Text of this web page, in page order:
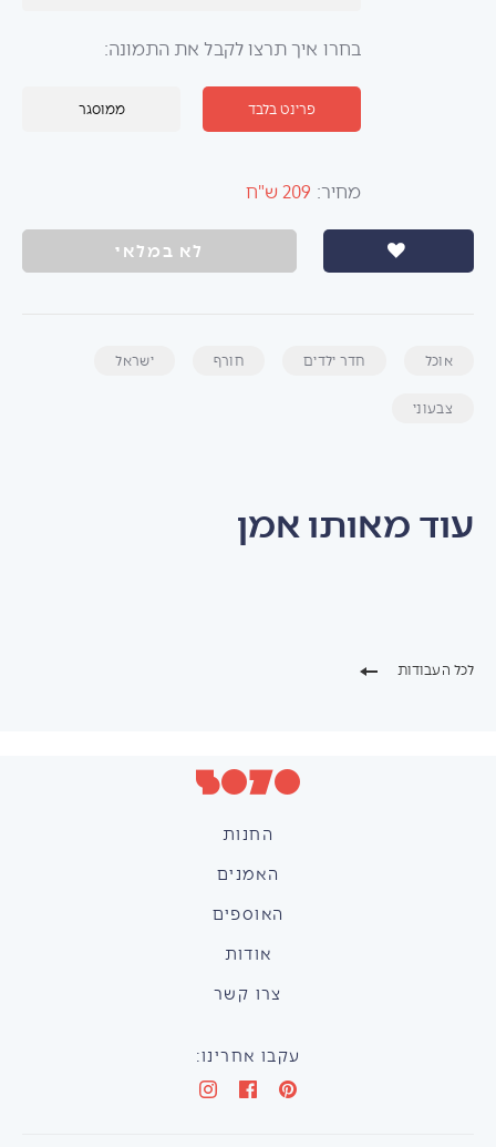
בחרו איך תרצו לקבל את התמונה:
פרינט בלבד ממוסגר
מחיר: 209 ש"ח
לא במלאי
אוכל חדר ילדים חורף ישראל
צבעוני
עוד מאותו אמן
לכל העבודות
החנות
האמנים
האוספים
אודות
צרו קשר
עקבו אחרינו: